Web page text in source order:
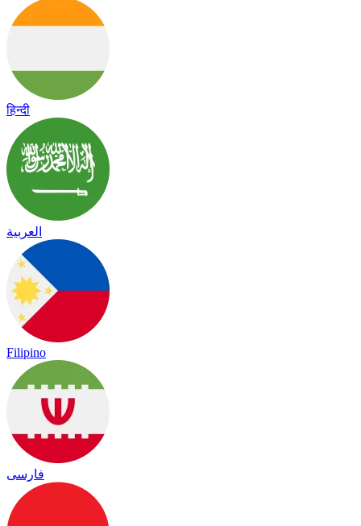
हिन्दी
العربية
Filipino
فارسی